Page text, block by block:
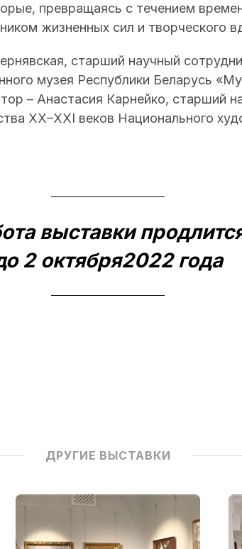
превращаясь с течением
жизненных сил и творческого
старший научный
музея Республики Беларусь
– Анастасия Карнейко, старший
XX–XXI веков Национального
выставки
2 октября2022 года
ДРУГИЕ ВЫСТАВКИ